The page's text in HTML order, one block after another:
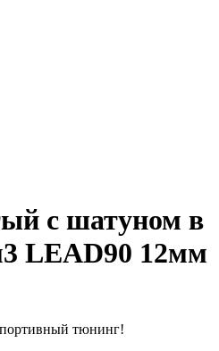
с шатуном в
LEAD90 12мм
тюнинг!